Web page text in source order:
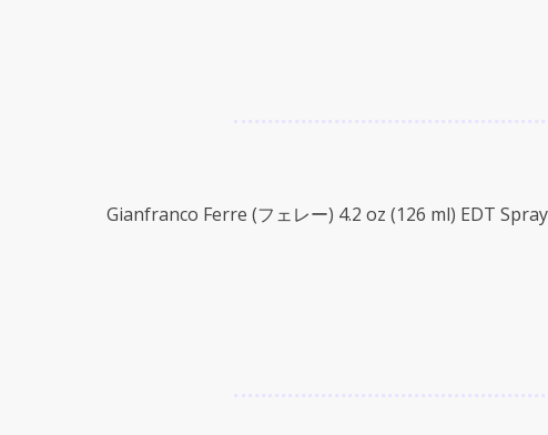
Gianfranco Ferre (フェレー) 4.2 oz (126 ml) EDT